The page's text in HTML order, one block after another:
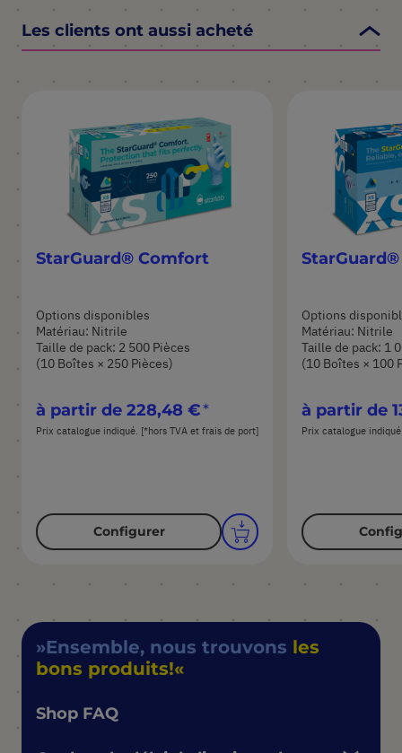
Les clients ont aussi acheté
StarGuard® Comfort
Options disponibles
Matériau: Nitrile
Taille de pack: 2 500 Pièces
(10 Boîtes × 250 Pièces)
à partir de 228,48 €
Prix catalogue indiqué. [*hors TVA et frais de port]
Configurer
Options
Matériau: Nitrile
Taille de pack: 1
(10 Boîtes × 100
à partir de
Prix catalogue
Ensemble, nous trouvons les
bons produits!
Shop FAQ